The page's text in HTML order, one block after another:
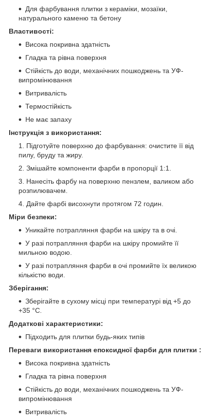
Для фарбування плитки з кераміки, мозаїки,
натурального каменю та бетону
Властивості:
Висока покривна здатність
Гладка та рівна поверхня
Стійкість до води, механічних пошкоджень та УФ-
випромінювання
Витривалість
Термостійкість
Не має запаху
Інструкція з використання:
Підготуйте поверхню до фарбування: очистите її від
пилу, бруду та жиру.
Змішайте компоненти фарби в пропорції 1:1.
Нанесіть фарбу на поверхню пензлем, валиком або
розпилювачем.
Дайте фарбі висохнути протягом 72 годин.
Міри безпеки:
Уникайте потрапляння фарби на шкіру та в очі.
У разі потрапляння фарби на шкіру промийте її
мильною водою.
У разі потрапляння фарби в очі промийте їх великою
кількістю води.
Зберігання:
Зберігайте в сухому місці при температурі від +5 до
+35 °C.
Додаткові характеристики:
Підходить для плитки будь-яких типів
Переваги використання епоксидної фарби для плитки :
Висока покривна здатність
Гладка та рівна поверхня
Стійкість до води, механічних пошкоджень та УФ-
випромінювання
Витривалість